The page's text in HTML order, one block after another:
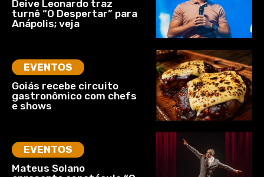
Deive Leonardo traz
turnê “O Despertar” para
Anápolis; veja
EVENTOS
Goiás recebe circuito
gastronômico com chefs
e shows
EVENTOS
Mateus Solano